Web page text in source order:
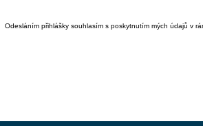
Odesláním přihlášky souhlasím s poskytnutím mých údajů v